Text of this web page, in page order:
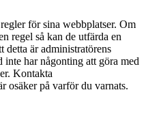
för sina webbplatser. Om
regel så kan de utfärda en
detta är administratörens
har någonting att göra med
Kontakta
osäker på varför du varnats.